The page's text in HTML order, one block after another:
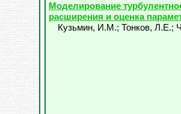
Моделирование
расширения и оценка
Кузьмин, И.М.; Тонков, Л.Е.;